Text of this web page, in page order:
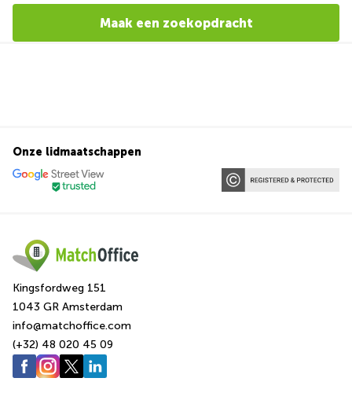
Maak een zoekopdracht
Onze lidmaatschappen
Kingsfordweg 151
1043 GR Amsterdam
info@matchoffice.com
(+32) 48 020 45 09